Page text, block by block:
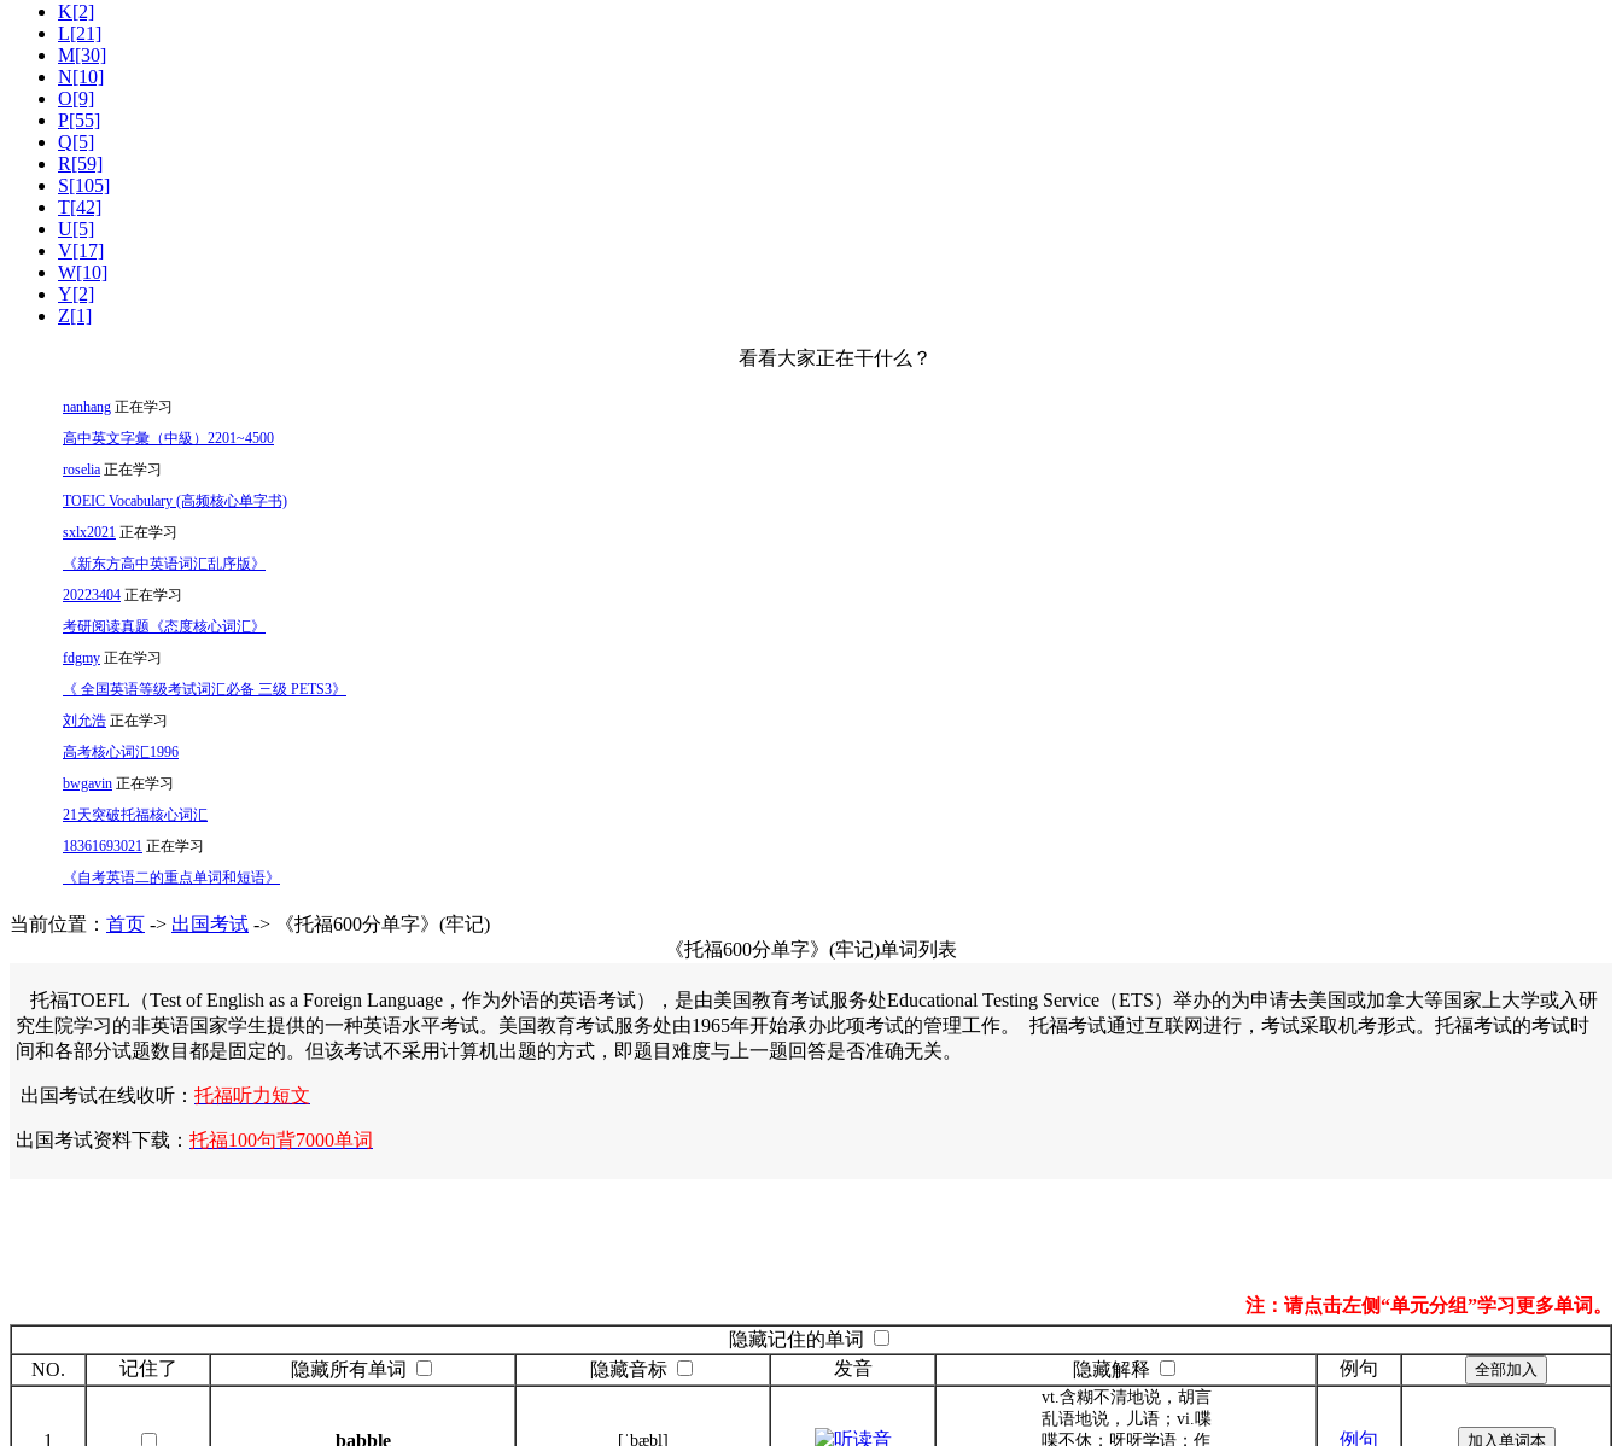
K[2]
L[21]
M[30]
N[10]
O[9]
P[55]
Q[5]
R[59]
S[105]
T[42]
U[5]
V[17]
W[10]
Y[2]
Z[1]
看看大家正在干什么？
nanhang 正在学习
高中英文字彙（中級）2201~4500
roselia 正在学习
TOEIC Vocabulary (高频核心单字书)
sxlx2021 正在学习
《新东方高中英语词汇乱序版》
20223404 正在学习
考研阅读真题《态度核心词汇》
fdgmy 正在学习
《 全国英语等级考试词汇必备 三级 PETS3》
刘允浩 正在学习
高考核心词汇1996
bwgavin 正在学习
21天突破托福核心词汇
18361693021 正在学习
《自考英语二的重点单词和短语》
当前位置： 首页 -> 出国考试 -> 《托福600分单字》(牢记)
《托福600分单字》(牢记)单词列表
托福TOEFL（Test of English as a Foreign Language，作为外语的英语考试），是由美国教育考试服务处Educational Testing Service（ETS）举办的为申请去美国或加拿大等国家上大学或入研
究生院学习的非英语国家学生提供的一种英语水平考试。美国教育考试服务处由1965年开始承办此项考试的管理工作。 托福考试通过互联网进行，考试采取机考形式。托福考试的考试时
间和各部分试题数目都是固定的。但该考试不采用计算机出题的方式，即题目难度与上一题回答是否准确无关。
出国考试在线收听： 托福听力短文
出国考试资料下载： 托福100句背7000单词
注：请点击左侧“单元分组”学习更多单词。
隐藏记住的单词
NO.
记住了 隐藏所有单词 隐藏音标 发音 隐藏解释 例句
1 babble [ˈbæbl]
vt.含糊不清地说，胡言
乱语地说，儿语；vi.喋
喋不休；呀呀学语；作
例句